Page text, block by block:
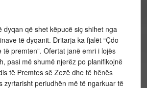
dyqan që shet këpucë siç shihet nga
të dyqanit. Dritarja ka fjalët “Çdo
të premten”. Ofertat janë emri i lojës
pasi më shumë njerëz po planifikojnë
të Premtes së Zezë dhe të hënës
zyrtarisht periudhën më të ngarkuar të